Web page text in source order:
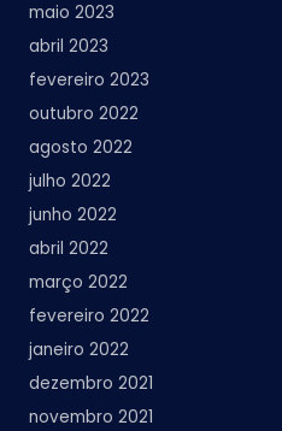
maio 2023
abril 2023
fevereiro 2023
outubro 2022
agosto 2022
julho 2022
junho 2022
abril 2022
março 2022
fevereiro 2022
janeiro 2022
dezembro 2021
novembro 2021